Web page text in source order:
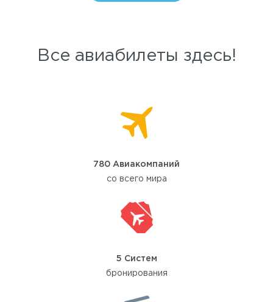
Все авиабилеты здесь!
780 Авиакомпаний
со всего мира
5 Систем
бронирования